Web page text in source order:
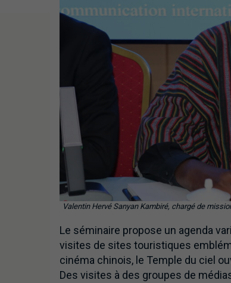
Valentin Hervé Sanyan Kambiré, chargé de
Le séminaire propose un agenda
visites de sites touristiques
cinéma chinois, le Temple du ciel
Des visites à des groupes de